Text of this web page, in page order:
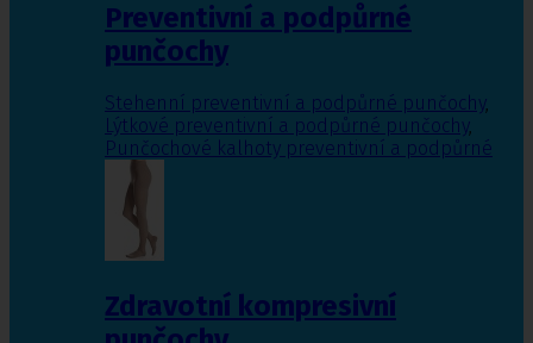
Preventivní a podpůrné
punčochy
Stehenní preventivní a podpůrné punčochy,
Lýtkové preventivní a podpůrné punčochy,
Punčochové kalhoty preventivní a podpůrné
Zdravotní kompresivní